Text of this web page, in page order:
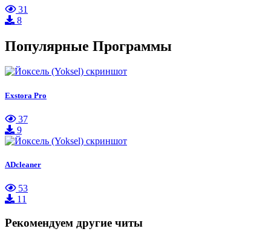
31
8
Популярные Программы
Exstora Pro
37
9
ADcleaner
53
11
Рекомендуем другие читы